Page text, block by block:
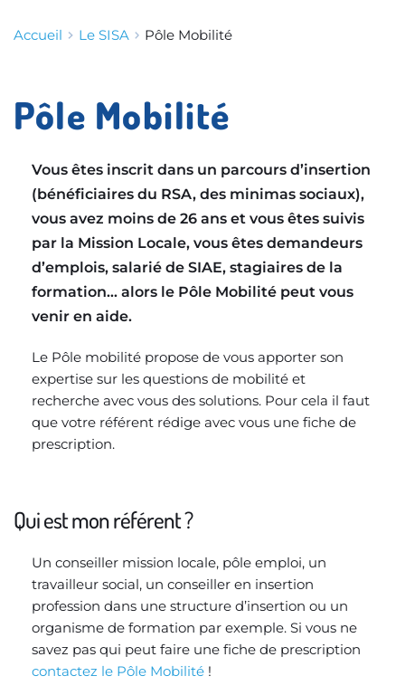
Accueil Le SISA Pôle Mobilité
Pôle Mobilité
Vous êtes inscrit dans un parcours d’insertion
(bénéficiaires du RSA, des minimas sociaux),
vous avez moins de 26 ans et vous êtes suivis
par la Mission Locale, vous êtes demandeurs
d’emplois, salarié de SIAE, stagiaires de la
formation… alors le Pôle Mobilité peut vous
venir en aide.
Le Pôle mobilité propose de vous apporter son
expertise sur les questions de mobilité et
recherche avec vous des solutions. Pour cela il faut
que votre référent rédige avec vous une fiche de
prescription.
Qui est mon référent ?
Un conseiller mission locale, pôle emploi, un
travailleur social, un conseiller en insertion
profession dans une structure d’insertion ou un
organisme de formation par exemple. Si vous ne
contactez le Pôle Mobilité !